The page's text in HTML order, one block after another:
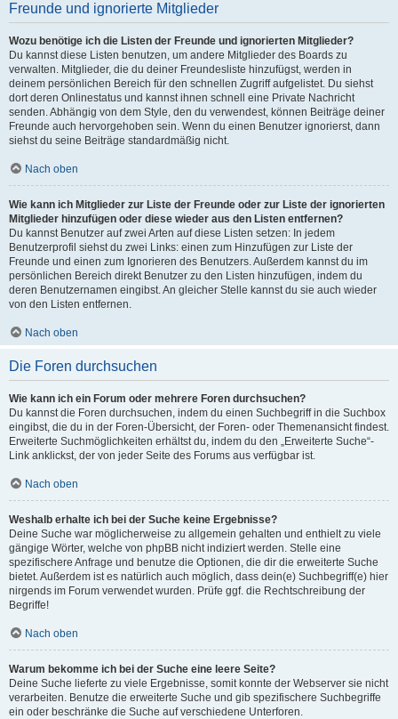
Freunde und ignorierte Mitglieder
Wozu benötige ich die Listen der Freunde und ignorierten Mitglieder?
Du kannst diese Listen benutzen, um andere Mitglieder des Boards zu
verwalten. Mitglieder, die du deiner Freundesliste hinzufügst, werden in
deinem persönlichen Bereich für den schnellen Zugriff aufgelistet. Du siehst
dort deren Onlinestatus und kannst ihnen schnell eine Private Nachricht
senden. Abhängig von dem Style, den du verwendest, können Beiträge deiner
Freunde auch hervorgehoben sein. Wenn du einen Benutzer ignorierst, dann
siehst du seine Beiträge standardmäßig nicht.
Nach oben
Wie kann ich Mitglieder zur Liste der Freunde oder zur Liste der ignorierten
Mitglieder hinzufügen oder diese wieder aus den Listen entfernen?
Du kannst Benutzer auf zwei Arten auf diese Listen setzen: In jedem
Benutzerprofil siehst du zwei Links: einen zum Hinzufügen zur Liste der
Freunde und einen zum Ignorieren des Benutzers. Außerdem kannst du im
persönlichen Bereich direkt Benutzer zu den Listen hinzufügen, indem du
deren Benutzernamen eingibst. An gleicher Stelle kannst du sie auch wieder
von den Listen entfernen.
Nach oben
Die Foren durchsuchen
Wie kann ich ein Forum oder mehrere Foren durchsuchen?
Du kannst die Foren durchsuchen, indem du einen Suchbegriff in die Suchbox
eingibst, die du in der Foren-Übersicht, der Foren- oder Themenansicht findest.
Erweiterte Suchmöglichkeiten erhältst du, indem du den „Erweiterte Suche“-
Link anklickst, der von jeder Seite des Forums aus verfügbar ist.
Nach oben
Weshalb erhalte ich bei der Suche keine Ergebnisse?
Deine Suche war möglicherweise zu allgemein gehalten und enthielt zu viele
gängige Wörter, welche von phpBB nicht indiziert werden. Stelle eine
spezifischere Anfrage und benutze die Optionen, die dir die erweiterte Suche
bietet. Außerdem ist es natürlich auch möglich, dass dein(e) Suchbegriff(e) hier
nirgends im Forum verwendet wurden. Prüfe ggf. die Rechtschreibung der
Begriffe!
Nach oben
Warum bekomme ich bei der Suche eine leere Seite?
Deine Suche lieferte zu viele Ergebnisse, somit konnte der Webserver sie nicht
verarbeiten. Benutze die erweiterte Suche und gib spezifischere Suchbegriffe
ein oder beschränke die Suche auf verschiedene Unterforen.